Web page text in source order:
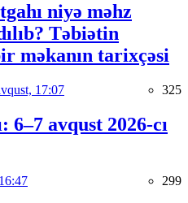
niyə məhz
Təbiətin
məkanın tarixçəsi
17:07 325
6–7 avqust 2026-cı
299